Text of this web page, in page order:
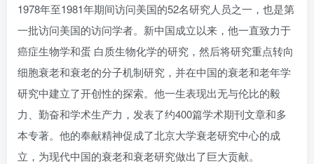
1978年至1981年期间访问美国的52名研究人员之一，也是第
一批访问美国的访问学者。新中国成立以来，他一直致力于
癌症生物学和蛋 白质生物化学的研究，然后将研究重点转向
细胞衰老和衰老的分子机制研究，并在中国的衰老和老年学
研究中建立了开创性的探索。他一生表现出无与伦比的毅
力、勤奋和学术生产力，发表了约400篇学术期刊文章和多
本专著。他的奉献精神促成了北京大学衰老研究中心的成
立，为现代中国的衰老和衰老研究做出了巨大贡献。